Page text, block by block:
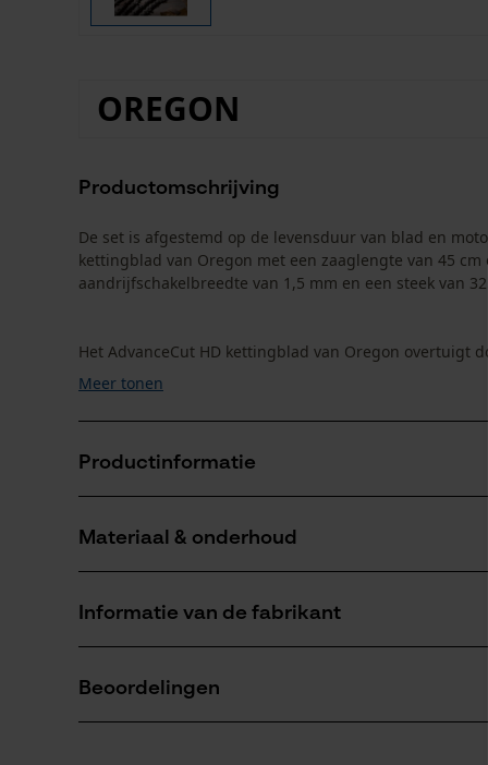
OREGON
Productomschrijving
De set is afgestemd op de levensduur van blad en
kettingblad van Oregon met een zaaglengte van 45
aandrijfschakelbreedte van 1,5 mm en een steek van
Het AdvanceCut HD kettingblad van Oregon overtuigt
Meer tonen
Productinformatie
Productdetails
volwassen
Aantal aandrijfschakels
72
Materiaal & onderhoud
Materiaal
geolied oppervlak
Informatie van de fabrikant
Als u vragen of problemen hebt met het
met ons op te nemen per telefoon op 0800 096
Beoordelingen